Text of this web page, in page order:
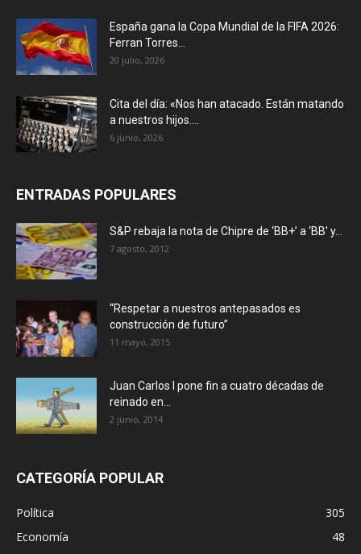
España gana la Copa Mundial de la FIFA 2026:
Ferran Torres...
20 julio, 2026
Cita del día: «Nos han atacado. Están matando
a nuestros hijos....
6 junio, 2026
ENTRADAS POPULARES
S&P rebaja la nota de Chipre de ‘BB+’ a ‘ВВ’ y...
7 agosto, 2012
“Respetar a nuestros antepasados es
construcción de futuro”
11 mayo, 2015
Juan Carlos I pone fin a cuatro décadas de
reinado en...
2 junio, 2014
CATEGORÍA POPULAR
Política
305
Economía
48